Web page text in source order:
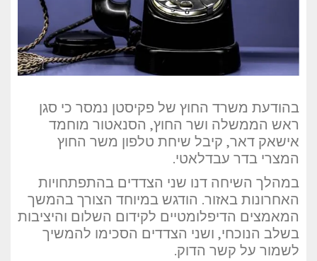
בהודעת משרד החוץ של פקיסטן נמסר כי סגן
ראש הממשלה ושר החוץ, הסנאטור מוחמד
אישאק דאר, קיבל שיחת טלפון משר החוץ
המצרי בדר עבדלאטי.
במהלך השיחה דנו שני הצדדים בהתפתחויות
האחרונות באזור. הודגש במיוחד הצורך בהמשך
המאמצים הדיפלומטיים לקידום השלום והיציבות
בשלב הנוכחי, ושני הצדדים הסכימו להמשיך
לשמור על קשר הדוק.